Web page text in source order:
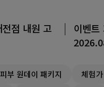
점 내원 고
이벤트
피부 원데이 패키지 체험